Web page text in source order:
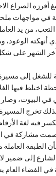
أفرزه الصراع
في مواجهات
من يد
الوعود،
آخر الشهر على
للشغل إلى
اختلط فيها
البيوت، وصار
لذلك تخرج
فيه لغة
مشاركة في
الطبقة
إلى ضمير
الفضاء العام